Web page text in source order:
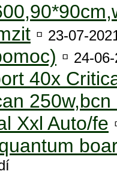
▫ 23-07-
▫ 24-
40x
Xxl Auto/fe